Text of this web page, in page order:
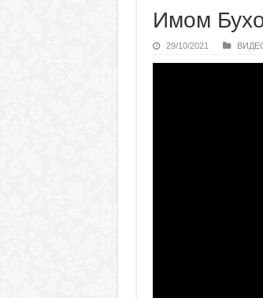
Имом
29/10/2021